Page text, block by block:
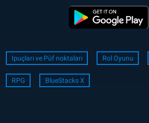
Ipuçları ve Püf noktaları Rol Oyunu
RPG BlueStacks X